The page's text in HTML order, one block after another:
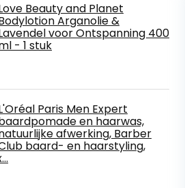
Beauty and Planet
Arganolie &
voor Ontspanning 400
- 1 stuk
Paris Men Expert
en haarwas,
afwerking, Barber
baard- en haarstyling,